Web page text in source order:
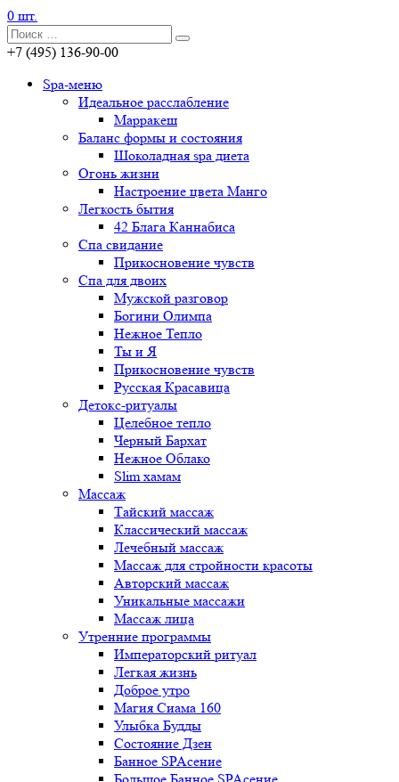
0 шт.
+7 (495) 136-90-00
Spa-меню
Идеальное расслабление
Марракеш
Баланс формы и состояния
Шоколадная spa диета
Огонь жизни
Настроение цвета Манго
Легкость бытия
42 Блага Каннабиса
Спа свидание
Прикосновение чувств
Спа для двоих
Мужской разговор
Богини Олимпа
Нежное Тепло
Ты и Я
Прикосновение чувств
Русская Красавица
Детокс-ритуалы
Целебное тепло
Черный Бархат
Нежное Облако
Slim хамам
Массаж
Тайский массаж
Классический массаж
Лечебный массаж
Массаж для стройности красоты
Авторский массаж
Уникальные массажи
Массаж лица
Утренние программы
Императорский ритуал
Легкая жизнь
Доброе утро
Магия Сиама 160
Улыбка Будды
Состояние Дзен
Банное SPAсение